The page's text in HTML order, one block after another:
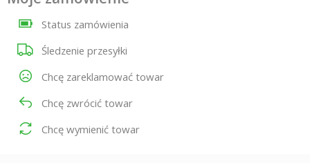
Status zamówienia
Śledzenie przesyłki
Chcę zareklamować towar
Chcę zwrócić towar
Chcę wymienić towar